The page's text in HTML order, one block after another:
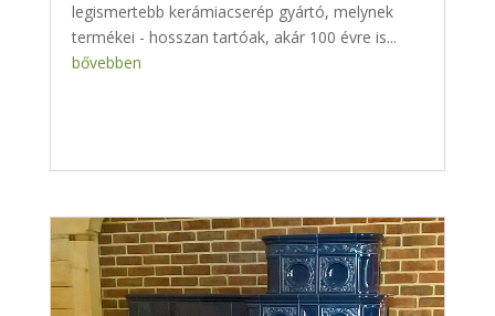
legismertebb kerámiacserép gyártó, melynek
termékei - hosszan tartóak, akár 100 évre is...
bővebben